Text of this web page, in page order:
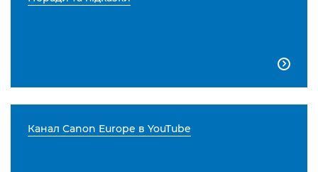

Канал Canon Europe в YouTube